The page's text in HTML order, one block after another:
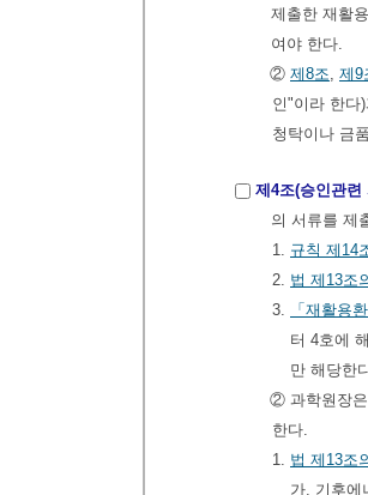
제출한 재활
여야 한다.
② 제8조, 제9
인"이라 한다
청탁이나 금
제4조(승인관련
의 서류를 제
1. 규칙 제14
2. 법 제13조
3.
「재활용
터 4호에
만 해당한
② 과학원장은
한다.
1. 법 제13조
가. 기후에